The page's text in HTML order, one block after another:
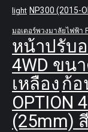
light NP300 (2015-
มอเตอร์พวงมาลัยไฟฟ้า
หน้าปรับอ
4WD ขน
เหลือง ก้อ
OPTION
(25mm)